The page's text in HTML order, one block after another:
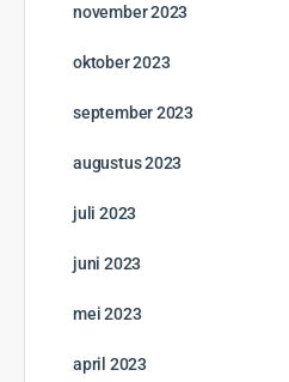
november 2023
oktober 2023
september 2023
augustus 2023
juli 2023
juni 2023
mei 2023
april 2023